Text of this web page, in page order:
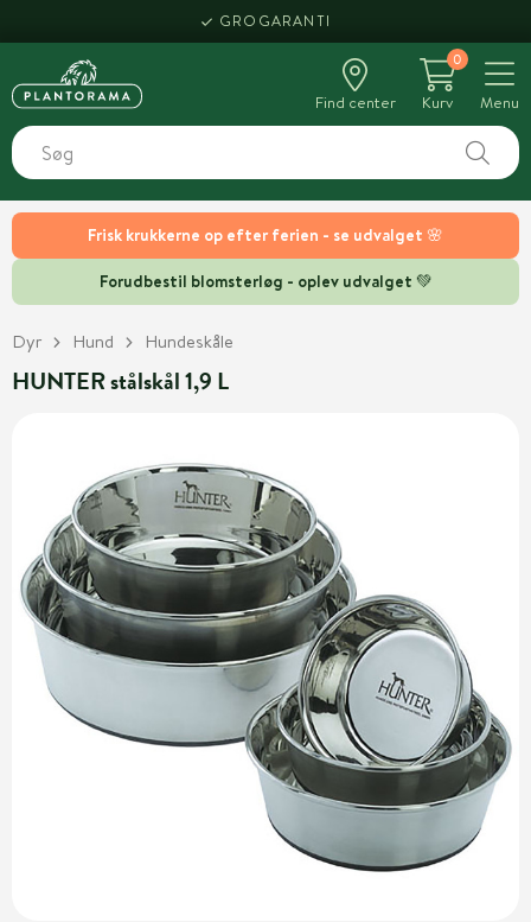
Frisk krukkerne op efter ferien - se udvalget 🌸
Forudbestil blomsterløg - oplev udvalget 💚
GROGARANTI
Find center
0
Kurv
Menu
Dyr Hund Hundeskåle
HUNTER stålskål 1,9 L